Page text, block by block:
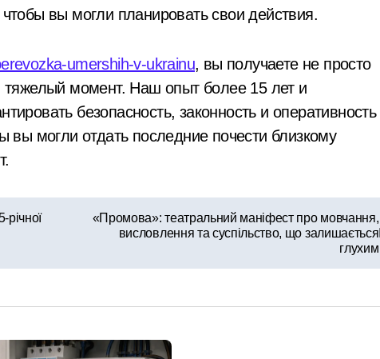
вы могли планировать свои действия.
umershih-v-ukrainu, вы получаете не просто
момент. Наш опыт более 15 лет и
безопасность, законность и оперативность
могли отдать последние почести близкому
річної
«Промова»: театральний маніфест про мовчання,
висловлення та суспільство, що залишається
глухим